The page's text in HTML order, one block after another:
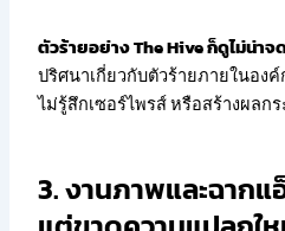
ตัวร้ายอย่าง The Hive ก็ดูไม่น่าจ
ปริศนาเกี่ยวกับตัวร้ายภายในอง
ไม่รู้สึกเซอร์ไพรส์ หรือสร้างผลก
3. งานภาพและฉาก